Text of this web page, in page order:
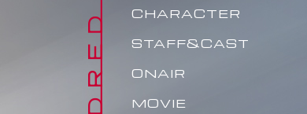
CHARACTER
STAFF&CAST
ONAIR
MOVIE